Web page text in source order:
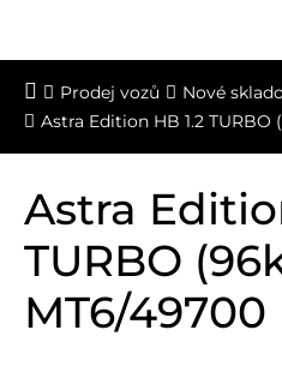
Prodej vozů Nové
Astra Edition HB 1.2 TURBO
Astra
TURBO
MT6/49700